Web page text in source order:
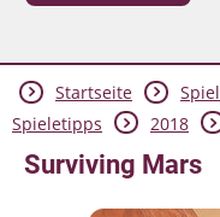
Die
Lexikon
Aktuelles
Startseite
Spieletipps
2018
Surviving Mars